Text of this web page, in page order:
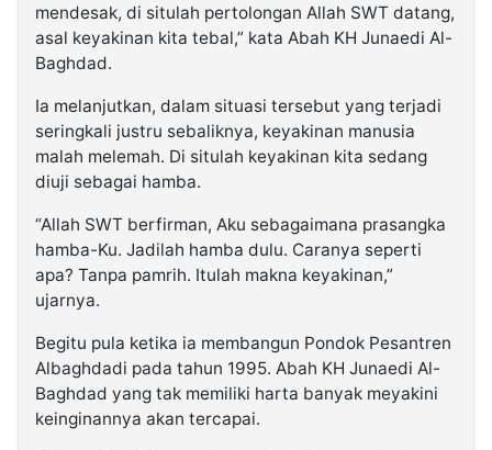
mendesak, di situlah pertolongan Allah SWT datang,
asal keyakinan kita tebal,” kata Abah KH Junaedi Al-
Baghdad.
Ia melanjutkan, dalam situasi tersebut yang terjadi
seringkali justru sebaliknya, keyakinan manusia
malah melemah. Di situlah keyakinan kita sedang
diuji sebagai hamba.
“Allah SWT berfirman, Aku sebagaimana prasangka
hamba-Ku. Jadilah hamba dulu. Caranya seperti
apa? Tanpa pamrih. Itulah makna keyakinan,”
ujarnya.
Begitu pula ketika ia membangun Pondok Pesantren
Albaghdadi pada tahun 1995. Abah KH Junaedi Al-
Baghdad yang tak memiliki harta banyak meyakini
keinginannya akan tercapai.